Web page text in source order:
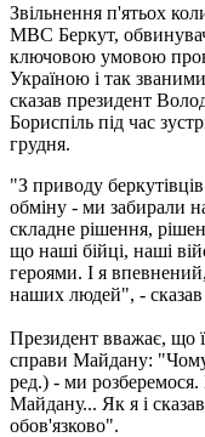
Звільнення п'ятьох
МВС Беркут,
ключовою умовою
Україною і так
сказав президент
Бориспіль під час
грудня.
"З приводу
обміну - ми забирали
складне рішення,
що наші бійці, наші
героями. І я
наших людей", - сказав
Президент вважає, що
справи Майдану: "Чому
ред.) - ми
Майдану... Як я і
обов'язково".